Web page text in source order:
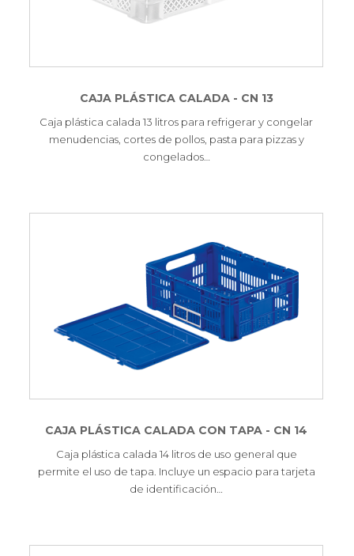
CAJA PLÁSTICA CALADA - CN 13
Caja plástica calada 13 litros para refrigerar y congelar
menudencias, cortes de pollos, pasta para pizzas y
congelados…
CAJA PLÁSTICA CALADA CON TAPA - CN 14
Caja plástica calada 14 litros de uso general que
permite el uso de tapa. Incluye un espacio para tarjeta
de identificación…